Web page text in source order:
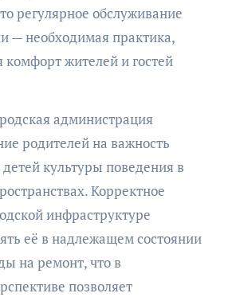
регулярное обслуживание
— необходимая практика,
жителей и гостей
администрация
родителей на важность
культуры поведения в
Корректное
инфраструктуре
её в надлежащем состоянии
на ремонт, что в
позволяет